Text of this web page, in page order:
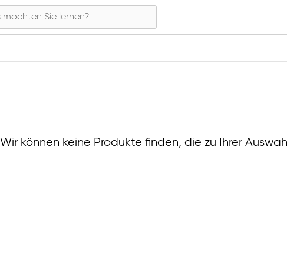
Wir können keine Produkte finden, die zu Ihrer